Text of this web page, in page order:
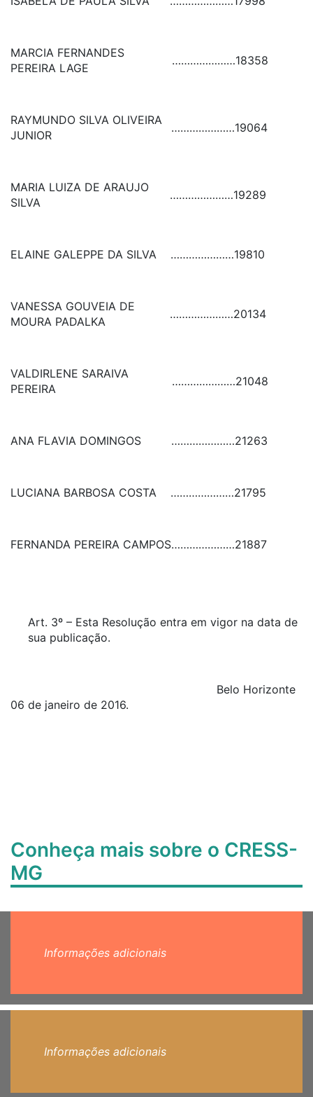
MARCIA FERNANDES
PEREIRA LAGE
…………………18358
RAYMUNDO SILVA OLIVEIRA
JUNIOR
…………………19064
MARIA LUIZA DE ARAUJO
SILVA
…………………19289
ELAINE GALEPPE DA SILVA …………………19810
VANESSA GOUVEIA DE
MOURA PADALKA
…………………20134
VALDIRLENE SARAIVA
PEREIRA
…………………21048
ANA FLAVIA DOMINGOS …………………21263
LUCIANA BARBOSA COSTA …………………21795
FERNANDA PEREIRA CAMPOS…………………21887
Art. 3º – Esta Resolução entra em vigor na data de
sua publicação.
Belo Horizonte
06 de janeiro de 2016.
Conheça mais sobre o CRESS-
MG
Informações adicionais
Informações adicionais